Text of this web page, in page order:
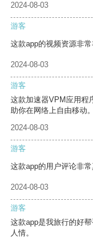
2024-08-03
游客
这款app的视频资源非
2024-08-03
游客
这款加速器VPM应用程
助你在网络上自由移动。
2024-08-03
游客
这款app的用户评论非
2024-08-03
游客
这款app是我旅行的好
人情。